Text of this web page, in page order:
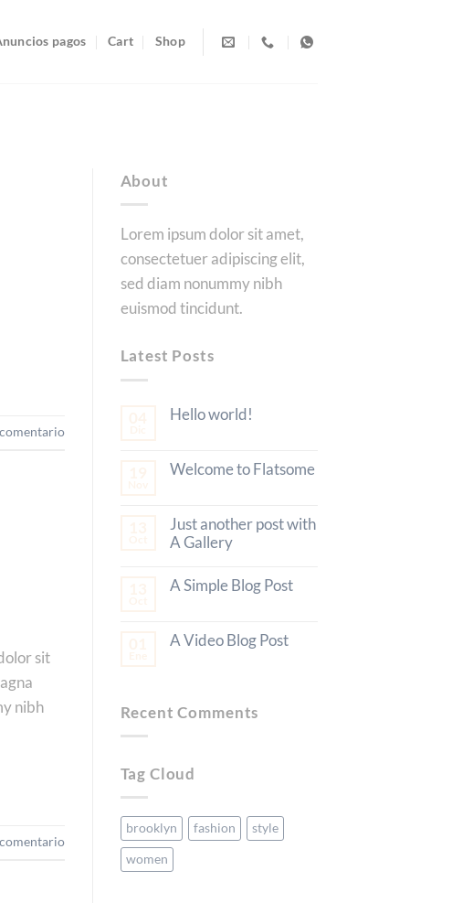
pagos Cart Shop
sit
nibh
About
Lorem ipsum dolor sit amet,
consectetuer adipiscing elit,
sed diam nonummy nibh
euismod tincidunt.
Latest Posts
Hello world!
Welcome to Flatsome
Just another post with
A Gallery
A Simple Blog Post
A Video Blog Post
Recent Comments
Tag Cloud
brooklyn fashion style
women